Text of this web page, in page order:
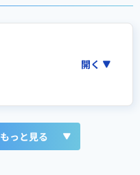
開く
っと見る